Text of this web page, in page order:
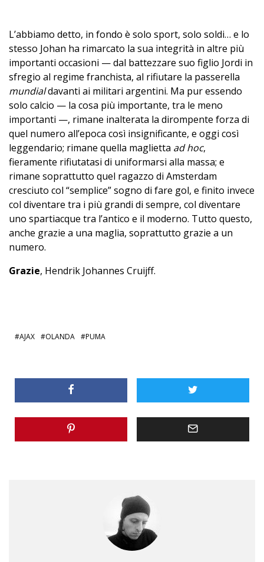
L’abbiamo detto, in fondo è solo sport, solo soldi… e lo
stesso Johan ha rimarcato la sua integrità in altre più
importanti occasioni — dal battezzare suo figlio Jordi in
sfregio al regime franchista, al rifiutare la passerella
mundialdavanti ai militari argentini. Ma pur essendo
solo calcio — la cosa più importante, tra le meno
importanti —, rimane inalterata la dirompente forza di
quel numero all’epoca così insignificante, e oggi così
leggendario; rimane quella maglietta ad hoc,
fieramente rifiutatasi di uniformarsi alla massa; e
rimane soprattutto quel ragazzo di Amsterdam
cresciuto col “semplice” sogno di fare gol, e finito invece
col diventare tra i più grandi di sempre, col diventare
uno spartiacque tra l’antico e il moderno. Tutto questo,
anche grazie a una maglia, soprattutto grazie a un
numero.
Grazie, Hendrik Johannes Cruijff.
AJAX OLANDA PUMA